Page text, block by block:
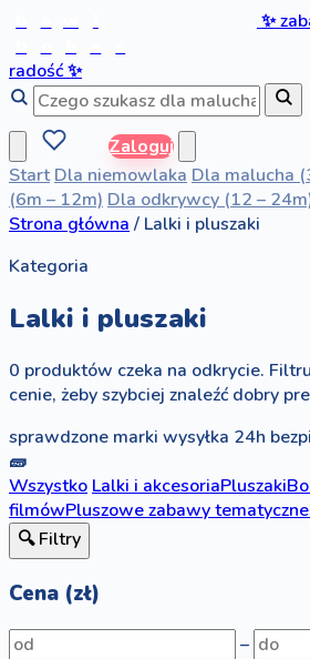
✨
radość✨
Zaloguj
Start Dla niemowlaka Dla malucha
(6m – 12m) Dla odkrywcy (12 –
Strona główna / Lalki i pluszaki
Kategoria
Lalki i pluszaki
0 produktów czeka na odkrycie.
cenie, żeby szybciej znaleźć dobry
sprawdzone marki wysyłka 24h
🧱
Wszystko Lalki i akcesoriaPluszaki
filmówPluszowe zabawy tematyczne
🔍 Filtry
Cena (zł)
–